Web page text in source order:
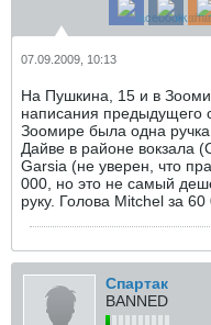
07.09.2009, 10:13
На Пушкина, 15 и в
написания предыдущего
Зоомире была одна
Дайве в районе вокзала
Garsia (не уверен, что
000, но это не самый
руку. Голова Mitchel за
Спартак
BANNED